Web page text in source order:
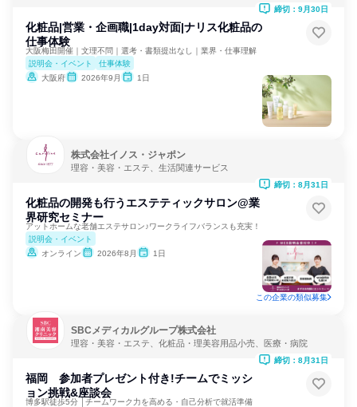
化粧品|営業・企画職|1day対面|ナリス化粧品の
仕事体験
大阪梅田開催｜文理不問｜選考・書類提出なし｜業界・仕事理解
説明会・イベント
仕事体験
大阪府
2026年9月 1日
締切：9月30日
株式会社イノス・ジャポン
理容・美容・エステ、生活関連サービス
化粧品の開発も行うエステティックサロン@業
界研究セミナー
アットホームな老舗エステサロン♪ワークライフバランスも充実！
説明会・イベント
オンライン
2026年8月 1日
締切：8月31日
この企業の類似募集
SBCメディカルグループ株式会社
理容・美容・エステ、化粧品・理美容用品小売、医療・病院
福岡 参加者プレゼント付き!チームでミッシ
ョン挑戦&座談会
博多駅徒歩5分 │チームワーク力を高める・自己分析で就活準備
締切：8月31日